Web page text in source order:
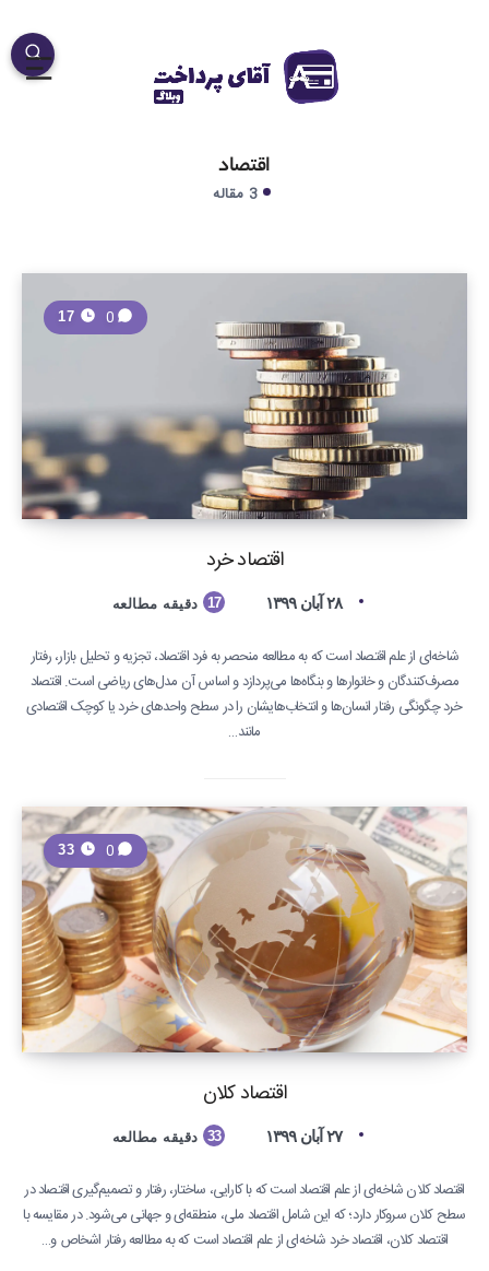
اقتصاد
اقتصاد خرد
0
۲۸ آبان ۱۳۹۹ 17 دقیقه مطالعه
شاخه‌ای از علم اقتصاد است که به مطالعه منحصر به فرد اقتصاد، تجزیه و تحلیل بازار، رفتار
مصرف‌کنندگان و خانوارها و بنگاه‌ها می‌پردازد و اساس آن مدل‌های ریاضی است. اقتصاد
خرد چگونگی رفتار انسان‌ها و انتخاب‌هایشان را در سطح واحدهای خرد یا کوچک اقتصادی
مانند…
اقتصاد کلان
0
۲۷ آبان ۱۳۹۹ 33 دقیقه مطالعه
اقتصاد کلان شاخه‌ای از علم اقتصاد است که با کارایی، ساختار، رفتار و تصمیم‌گیری اقتصاد در
سطح کلان سروکار دارد؛ که این شامل اقتصاد ملی، منطقه‌ای و جهانی می‌شود. در مقایسه با
اقتصاد کلان، اقتصاد خرد شاخه‌ای از علم اقتصاد است که به مطالعه رفتار اشخاص و…